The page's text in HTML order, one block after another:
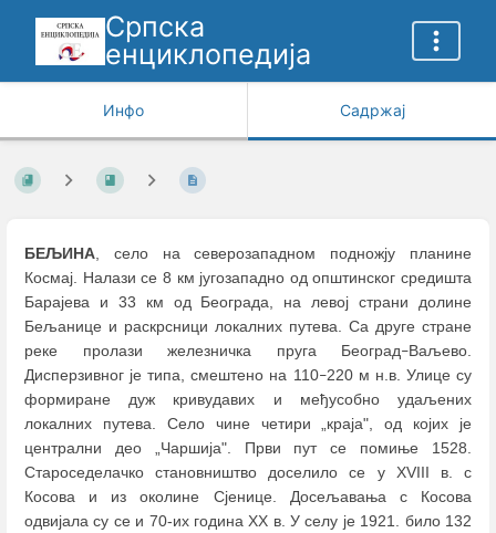
Српска
енциклопедија
Инфо Садржај
БЕЉИНА, село на северозападном подножју планине
Космај. Налази се 8 км југозападно од општинског средишта
Барајева и 33 км од Београда, на левој страни долине
Бељанице и раскрсници локалних путева. Са друге стране
реке пролази железничка пруга Београд–Ваљево.
Дисперзивног је типа, смештено на 110–220 м н.в. Улице су
формиране дуж кривудавих и међусобно удаљених
локалних путева. Село чине четири „краја", од којих је
централни део „Чаршија". Први пут се помиње 1528.
Староседелачко становништво доселило се у XVIII в. с
Косова и из околине Сјенице. Досељавања с Косова
одвијала су се и 70-их година XX в. У селу је 1921. било 132